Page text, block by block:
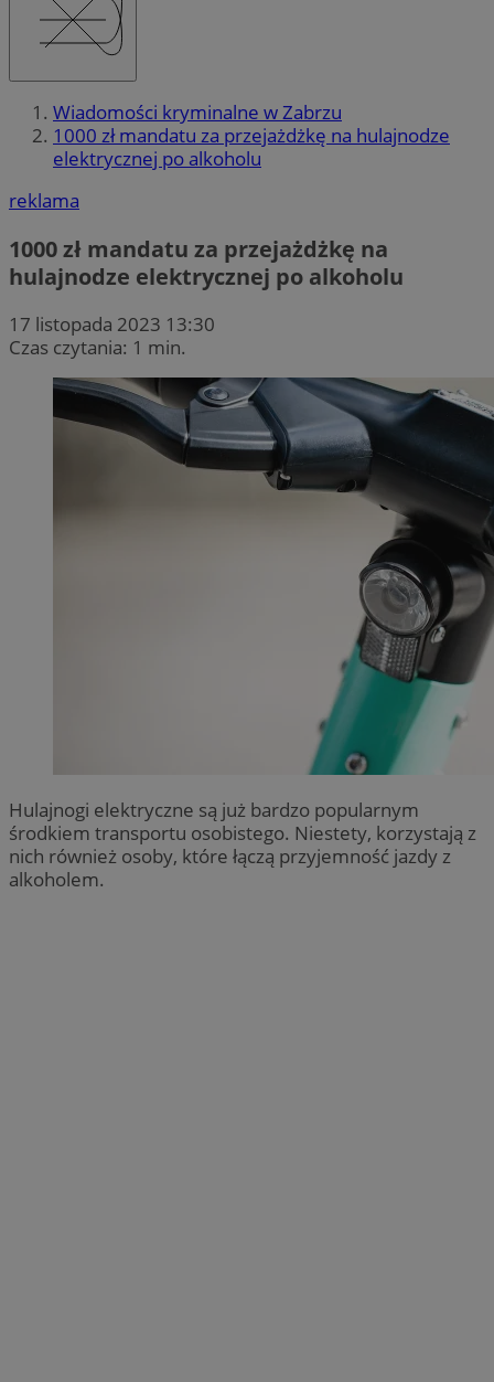
Wiadomości kryminalne w Zabrzu
1000 zł mandatu za przejażdżkę na hulajnodze
elektrycznej po alkoholu
reklama
1000 zł mandatu za przejażdżkę na
hulajnodze elektrycznej po alkoholu
17 listopada 2023 13:30
Czas czytania: 1 min.
Hulajnogi elektryczne są już bardzo popularnym
środkiem transportu osobistego. Niestety, korzystają z
nich również osoby, które łączą przyjemność jazdy z
alkoholem.